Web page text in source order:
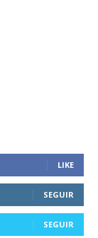
LIKE
SEGUIR
SEGUIR